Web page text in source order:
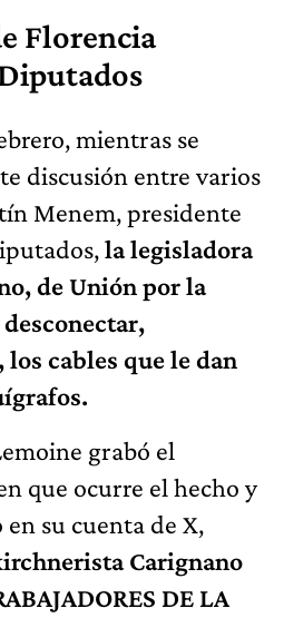
Florencia
mientras se
discusión entre varios
Menem, presidente
la legisladora
de Unión por la
cables que le dan
grabó el
que ocurre el hecho y
su cuenta de X,
Carignano
DE LA